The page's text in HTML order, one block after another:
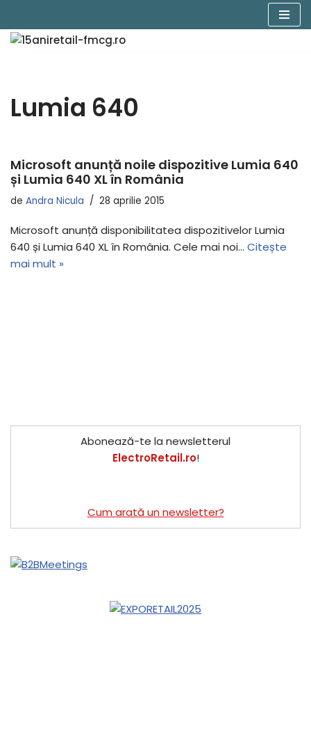
Sari
Lumia 640
Microsoft anunță noile dispozitive Lumia 640
și Lumia 640 XL în România
de Andra Nicula 28 aprilie 2015
Microsoft anunță disponibilitatea dispozitivelor Lumia
640 și Lumia 640 XL în România. Cele mai noi… Citește
mai mult »
Abonează-te la newsletterul
ElectroRetail.ro!
Cum arată un newsletter?